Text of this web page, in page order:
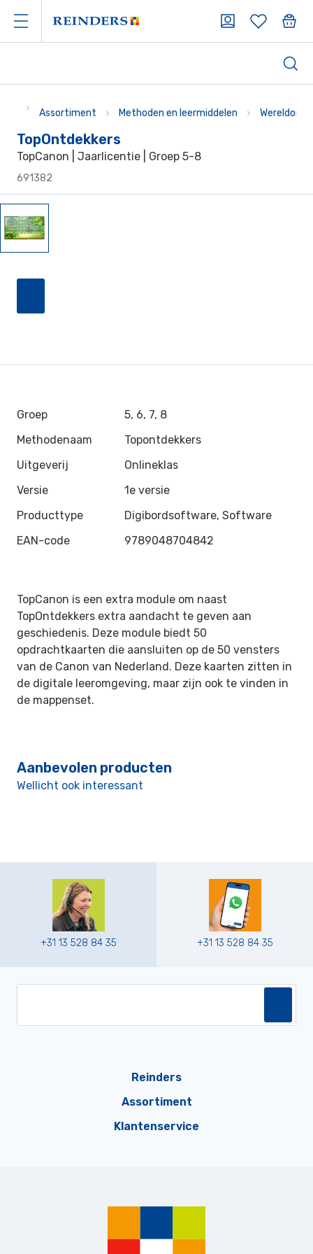
Assortiment Methoden en leermiddelen
TopOntdekkers
TopCanon | Jaarlicentie | Groep 5-8
691382
Groep
5, 6, 7, 8
Methodenaam
Topontdekkers
Uitgeverij
Onlineklas
Versie
1e versie
Producttype
Digibordsoftware, Software
EAN-code
9789048704842
TopCanon is een extra module om naast
TopOntdekkers extra aandacht te geven aan
geschiedenis. Deze module biedt 50
opdrachtkaarten die aansluiten op de 50 vensters
van de Canon van Nederland. Deze kaarten zitten in
de digitale leeromgeving, maar zijn ook te vinden in
de mappenset.
Aanbevolen producten
Wellicht ook interessant
+31 13 528 84 35 +31 13 528 84 35
Reinders
Assortiment
Klantenservice